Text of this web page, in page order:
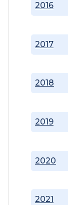
2016
2017
2018
2019
2020
2021